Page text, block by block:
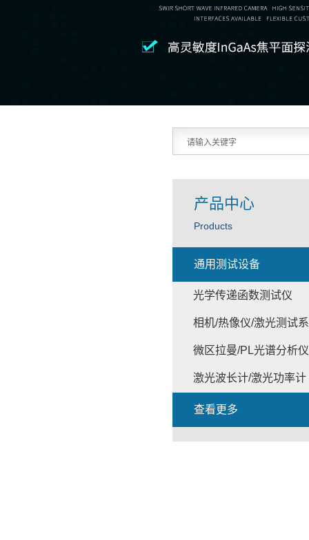
产品中心
Products
通用测试设备
光学传递函数测试仪
相机/热像仪/激光测试
微区拉曼/PL光谱分析仪
激光波长计/激光功率计
查看更多